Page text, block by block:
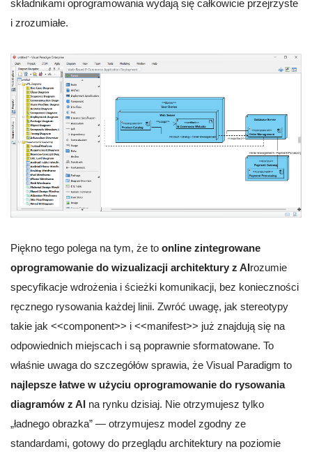
składnikami oprogramowania wydają się całkowicie przejrzyste
i zrozumiałe.
Piękno tego polega na tym, że to online zintegrowane
oprogramowanie do wizualizacji architektury z AIrozumie
specyfikacje wdrożenia i ścieżki komunikacji, bez konieczności
ręcznego rysowania każdej linii. Zwróć uwagę, jak stereotypy
takie jak <<component>> i <<manifest>> już znajdują się na
odpowiednich miejscach i są poprawnie sformatowane. To
właśnie uwaga do szczegółów sprawia, że Visual Paradigm to
najlepsze łatwe w użyciu oprogramowanie do rysowania
diagramów z AI na rynku dzisiaj. Nie otrzymujesz tylko
„ładnego obrazka” — otrzymujesz model zgodny ze
standardami, gotowy do przeglądu architektury na poziomie